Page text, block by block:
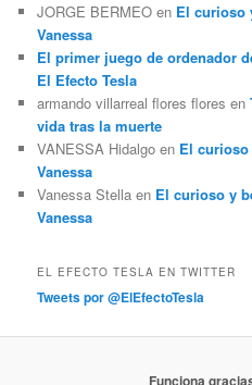
JORGE BERMEO en El curioso
Vanessa
El primer juego de ordenador
El Efecto Tesla
armando villarreal flores flores en
vida tras la muerte
VANESSA Hidalgo en El
Vanessa
Vanessa Stella en El curioso y
Vanessa
EL EFECTO TESLA EN TWITTER
Tweets por @ElEfectoTesla
Funciona